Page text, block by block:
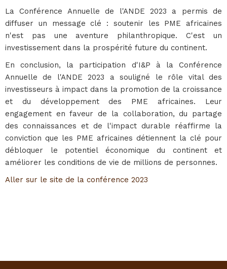
La Conférence Annuelle de l'ANDE 2023 a permis de
diffuser un message clé : soutenir les PME africaines
n'est pas une aventure philanthropique. C'est un
investissement dans la prospérité future du continent.
En conclusion, la participation d'I&P à la Conférence
Annuelle de l'ANDE 2023 a souligné le rôle vital des
investisseurs à impact dans la promotion de la croissance
et du développement des PME africaines. Leur
engagement en faveur de la collaboration, du partage
des connaissances et de l'impact durable réaffirme la
conviction que les PME africaines détiennent la clé pour
débloquer le potentiel économique du continent et
améliorer les conditions de vie de millions de personnes.
Aller sur le site de la conférence 2023